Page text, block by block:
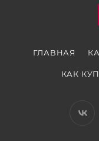
ГЛАВНАЯ
КАК